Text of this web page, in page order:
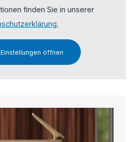
finden Sie in unserer
öffnen